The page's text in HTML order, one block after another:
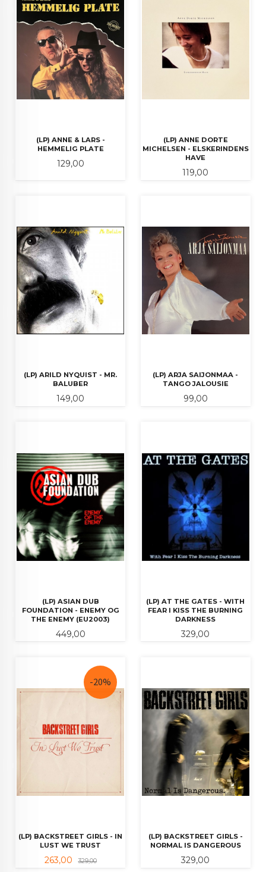
(LP) ANNE & LARS -
HEMMELIG PLATE
Pris
129,00
(LP) ANNE DORTE
MICHELSEN - ELSKERINDENS
HAVE
Pris
119,00
(LP) ARILD NYQUIST - MR.
BALUBER
Pris
149,00
(LP) ARJA SAIJONMAA -
TANGO JALOUSIE
Pris
99,00
(LP) ASIAN DUB
FOUNDATION - ENEMY OG
THE ENEMY (EU2003)
Pris
449,00
(LP) AT THE GATES - WITH
FEAR I KISS THE BURNING
DARKNESS
Pris
329,00
(LP) BACKSTREET GIRLS - IN
LUST WE TRUST
Tilbud
263,00 329,00Rabatt
-20%
(LP) BACKSTREET GIRLS -
NORMAL IS DANGEROUS
Pris
329,00